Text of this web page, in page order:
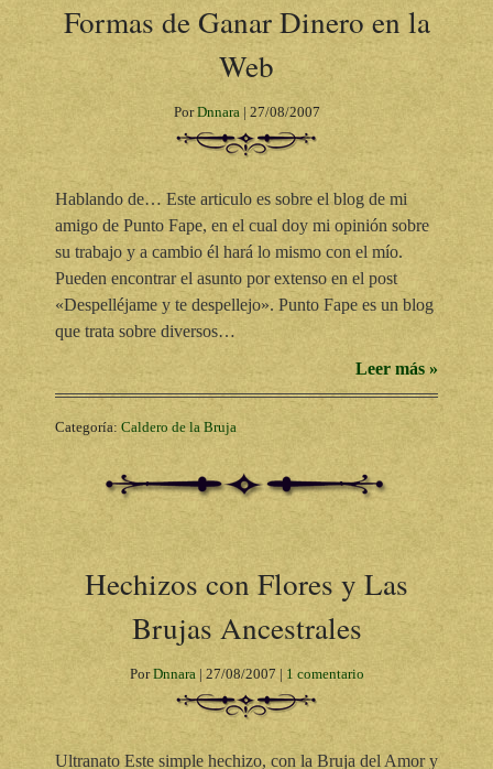
Formas de Ganar Dinero en la
Web
PorDnnara| 27/08/2007
Hablando de… Este articulo es sobre el blog de mi
amigo de Punto Fape, en el cual doy mi opinión sobre
su trabajo y a cambio él hará lo mismo con el mío.
Pueden encontrar el asunto por extenso en el post
«Despelléjame y te despellejo». Punto Fape es un blog
que trata sobre diversos…
Leer más »
Categoría: Caldero de la Bruja
Hechizos con Flores y Las
Brujas Ancestrales
PorDnnara| 27/08/2007 | 1 comentario
Ultranato Este simple hechizo, con la Bruja del Amor y